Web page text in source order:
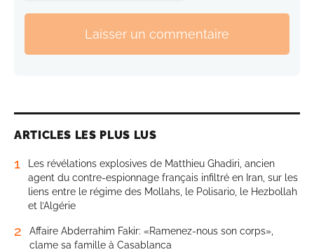
Laisser un commentaire
ARTICLES LES PLUS LUS
1
Les révélations explosives de Matthieu Ghadiri, ancien
agent du contre-espionnage français infiltré en Iran, sur les
liens entre le régime des Mollahs, le Polisario, le Hezbollah
et l’Algérie
2
Affaire Abderrahim Fakir: «Ramenez-nous son corps»,
clame sa famille à Casablanca